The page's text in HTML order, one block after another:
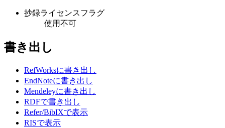
抄録ライセンスフラグ
使用不可
書き出し
RefWorksに書き出し
EndNoteに書き出し
Mendeleyに書き出し
RDFで書き出し
Refer/BibIXで表示
RISで表示